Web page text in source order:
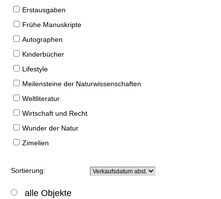
Erstausgaben
Frühe Manuskripte
Autographen
Kinderbücher
Lifestyle
Meilensteine der Naturwissenschaften
Weltliteratur
Wirtschaft und Recht
Wunder der Natur
Zimelien
Sortierung:
alle Objekte